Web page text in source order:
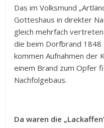
Das im Volksmund
Gotteshaus in direkter
gleich mehrfach
die beim Dorfbrand
kommen Aufnahmen der
einem Brand zum Opfer
Nachfolgebaus.
Da waren die